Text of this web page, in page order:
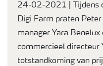
24-02-2021 | Tijdens
Digi Farm praten
manager Yara
commercieel directeur
totstandkoming van